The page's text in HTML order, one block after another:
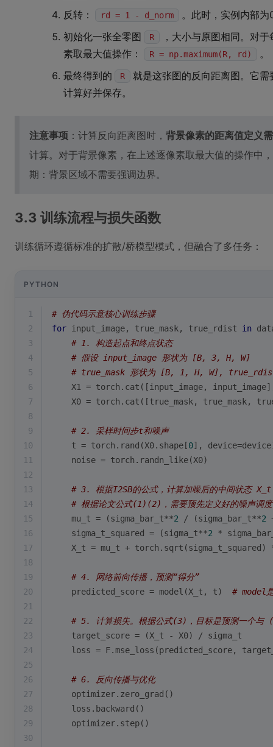
反转：
rd = 1 - d_norm
。此时，实例内部为
初始化一张全零图
R
，大小与原图相同。对
素取最大值操作：
R = np.maximum(R, rd)
。
最终得到的
R
就是这张图的反向距离图。它
计算好并保存。
注意事项 ：计算反向距离图时， 背景像素的距离值定义
计算。对于背景像素，在上述逐像素取最大值的操作中
期：背景区域不需要强调边界。
3.3 训练流程与损失函数
训练循环遵循标准的扩散/桥模型模式，但融合了多任务：
PYTHON
1
# 伪代码示意核心训练步骤
2
for input_image, true_mask, true_rdist in
3
# 1. 构造起点和终点状态
4
# 假设 input_image 形状为 [B, 3, H, W]
5
# true_mask 形状为 [B, 1, H, W],
6
X1 = torch.cat([input_image,
7
X0 = torch.cat([true_mask, true_mask,
8
9
# 2. 采样时间步t和噪声
10
    t = torch.rand(X0.shape[
0],
11
    noise = torch.randn_like(X0)
12
13
# 3. 根据I2SB的公式，计算加噪后的中间状态 X_t
14
# 根据论文公式(1)(2)，需要预先定义好的噪声
15
    mu_t = (sigma_bar_t**
2 / (sigma_bar_t**2
16
    sigma_t_squared = (sigma_t**
2 *
17
X_t = mu_t + torch.sqrt(sigma_t_squared)
18
19
# 4. 网络前向传播，预测“得分”
20
    predicted_score = model(X_t, t)
# model
21
22
# 5. 计算损失。根据公式(3)，目标是预测一个
23
    target_score = (X_t - X0) / sigma_t
24
loss = F.mse_loss(predicted_score,
25
26
# 6. 反向传播与优化
27
    optimizer.zero_grad()
28
    loss.backward()
29
    optimizer.step()
30